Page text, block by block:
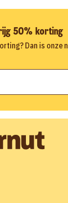
50% korting
Dan is onze